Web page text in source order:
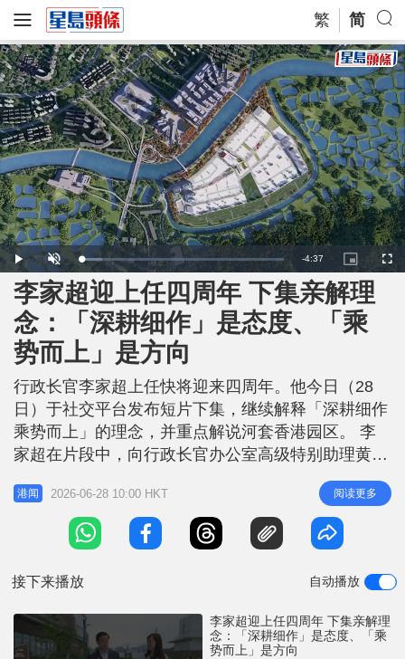
繁 简
P
l
a
y
U
n
m
u
t
L
o
a
d
e
d
:
1
0
0
R
e
n
n
-4:37
P
i
c
t
u
r
e
-
c
t
r
e
F
u
李家超迎上任四周年 下集亲解理
念：「深耕细作」是态度、「乘
势而上」是方向
行政长官李家超上任快将迎来四周年。他今日（28
日）于社交平台发布短片下集，继续解释「深耕细作
乘势而上」的理念，并重点解说河套香港园区。 李
家超在片段中，向行政长官办公室高级特别助理黄芷
渊解释，治理香港要深耕细作，同时亦要不断改革创
新。他到访河套香港园区，看到各项工程均在全速推
进。园区开园半年已有近百间企业陆续进驻，不少均
以香港作总部，利用园区作平台大展拳脚。 上集：
港闻 2026-06-28 10:00 HKT 阅读更多
接下来播放 自动播放
李家超迎上任四周年 下集亲解理
念：「深耕细作」是态度、「乘
势而上」是方向